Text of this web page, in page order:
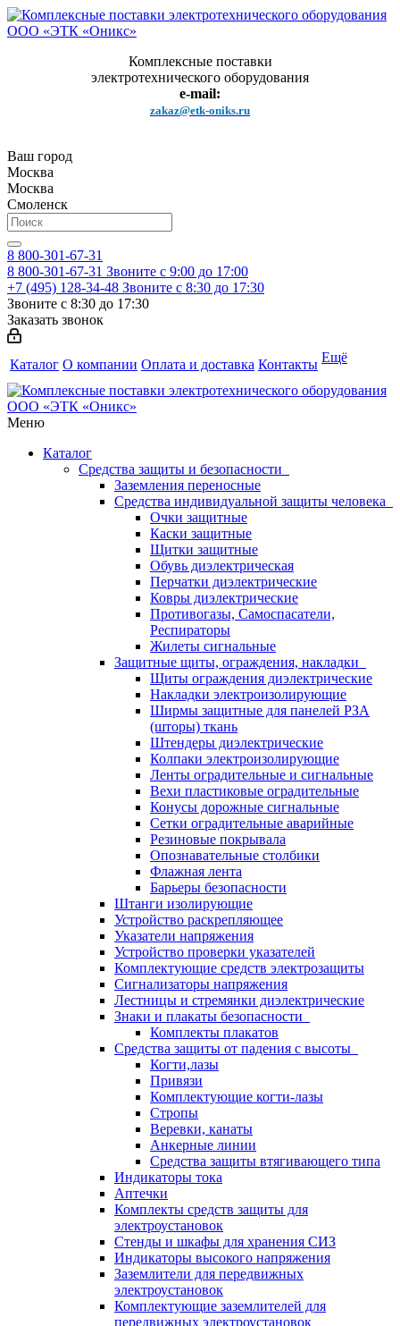
Комплексные поставки
электротехнического оборудования
e-mail:
zakaz@etk-oniks.ru
Ваш город
Москва
Москва
Смоленск
8 800-301-67-31
8 800-301-67-31 Звоните с 9:00 до 17:00
+7 (495) 128-34-48 Звоните с 8:30 до 17:30
Звоните с 8:30 до 17:30
Заказать звонок
Каталог О компании Оплата и доставка Контакты Ещё
Меню
Каталог
Средства защиты и безопасности
Заземления переносные
Средства индивидуальной защиты человека
Очки защитные
Каски защитные
Щитки защитные
Обувь диэлектрическая
Перчатки диэлектрические
Ковры диэлектрические
Противогазы, Самоспасатели,
Респираторы
Жилеты сигнальные
Защитные щиты, ограждения, накладки
Щиты ограждения диэлектрические
Накладки электроизолирующие
Ширмы защитные для панелей РЗА
(шторы) ткань
Штендеры диэлектрические
Колпаки электроизолирующие
Ленты оградительные и сигнальные
Вехи пластиковые оградительные
Конусы дорожные сигнальные
Сетки оградительные аварийные
Резиновые покрывала
Опознавательные столбики
Флажная лента
Барьеры безопасности
Штанги изолирующие
Устройство раскрепляющее
Указатели напряжения
Устройство проверки указателей
Комплектующие средств электрозащиты
Сигнализаторы напряжения
Лестницы и стремянки диэлектрические
Знаки и плакаты безопасности
Комплекты плакатов
Средства защиты от падения с высоты
Когти,лазы
Привязи
Комплектующие когти-лазы
Стропы
Веревки, канаты
Анкерные линии
Средства защиты втягивающего типа
Индикаторы тока
Аптечки
Комплекты средств защиты для
электроустановок
Стенды и шкафы для хранения СИЗ
Индикаторы высокого напряжения
Заземлители для передвижных
электроустановок
Комплектующие заземлителей для
передвижных электроустановок